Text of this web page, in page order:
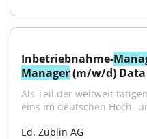
Inbetriebnahme-
Manager (m/w/d)
Als Teil der weltweit
eins im deutschen Hoch-
Ed. Züblin AG